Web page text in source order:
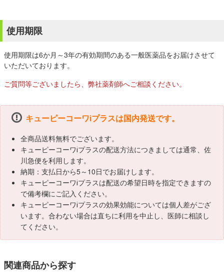
使用期限
使用期限は6か月～3年の有効期間のある一般医薬品をお届けさせて
いただいております。
ご質問等ございましたら、弊社薬剤師へご相談ください。
キューピーコーワⅰプラスは国内発送です。
全商品送料無料でございます。
キューピーコーワⅰプラスの配送方法につきましては通常、佐
川急便を利用します。
納期：支払日から5～10日でお届けします。
キューピーコーワⅰプラスは配送の希望日時を指定できますの
で備考欄にご記入ください。
キューピーコーワⅰプラスの効果効能については個人差がござ
います。合わない場合は直ちに利用を中止し、医師に相談し
てください。
関連商品から探す